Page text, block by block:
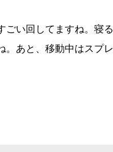
い回してますね。寝る
。あと、移動中はスプレ